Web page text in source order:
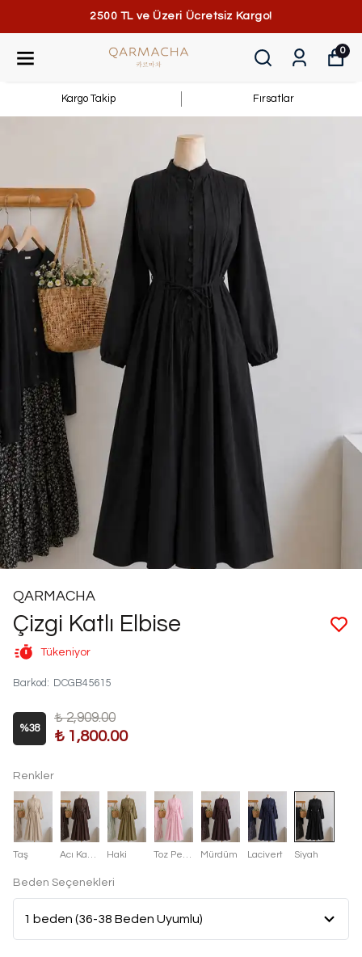
2500 TL ve Üzeri Ücretsiz Kargo!
0
Kargo Takip Fırsatlar
QARMACHA
Çizgi Katlı Elbise
Tükeniyor
Barkod : DCGB45615
%38
₺ 2,909.00
₺ 1,800.00
Renkler
Taş Haki Mürdüm Lacivert Siyah
Beden Seçenekleri
Bu ürün son 7 günde12 kezsatın alındı